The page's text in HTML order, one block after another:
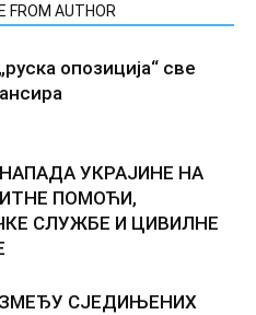
FROM AUTHOR
опозиција“ све
УКРАЈИНЕ НА
ПОМОЋИ,
СЛУЖБЕ И ЦИВИЛНЕ
СЈЕДИЊЕНИХ